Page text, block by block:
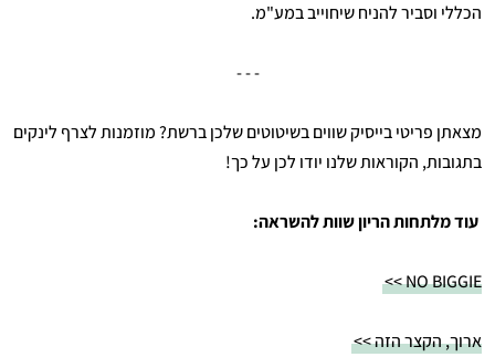
הכללי וסביר להניח שיחוייב במע"מ.
- - -
מצאתן פריטי בייסיק שווים בשיטוטים שלכן ברשת? מוזמנות לצרף לינקים
בתגובות, הקוראות שלנו יודו לכן על כך!
עוד מלתחות הריון שוות להשראה:
NO BIGGIE >>
ארוך, הקצר הזה >>